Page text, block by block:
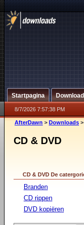
Startpagina
8/7/2026 7:57:38 PM
AfterDawn > Downloads >
CD & DVD
CD & DVD De
Branden
CD rippen
DVD kopiëren